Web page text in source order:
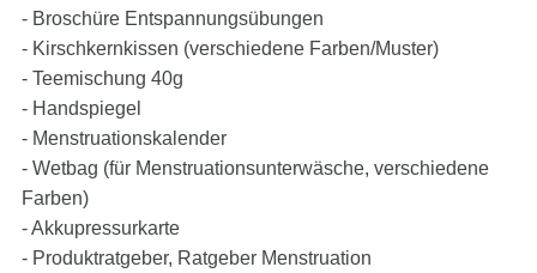
- Broschüre Entspannungsübungen
- Kirschkernkissen (verschiedene Farben/Muster)
- Teemischung 40g
- Handspiegel
- Menstruationskalender
- Wetbag (für Menstruationsunterwäsche, verschiedene
Farben)
- Akkupressurkarte
- Produktratgeber, Ratgeber Menstruation